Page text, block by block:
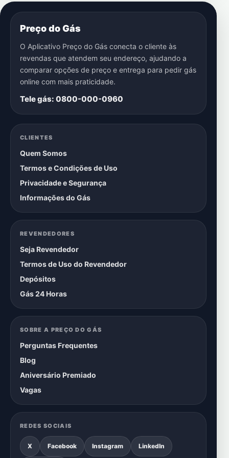
Preço do Gás
O Aplicativo Preço do Gás conecta o cliente às
revendas que atendem seu endereço, ajudando a
comparar opções de preço e entrega para pedir gás
online com mais praticidade.
Tele gás: 0800-000-0960
CLIENTES
Quem Somos
Termos e Condições de Uso
Privacidade e Segurança
Informações do Gás
REVENDEDORES
Seja Revendedor
Termos de Uso do Revendedor
Depósitos
Gás 24 Horas
SOBRE A PREÇO DO GÁS
Perguntas Frequentes
Blog
Aniversário Premiado
Vagas
REDES SOCIAIS
X Facebook Instagram LinkedIn